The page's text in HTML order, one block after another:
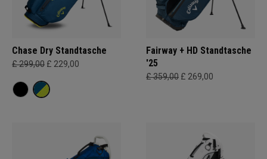
Chase Dry Standtasche
£ 299,00 £ 229,00
Fairway + HD Standtasche
'25
£ 359,00 £ 269,00